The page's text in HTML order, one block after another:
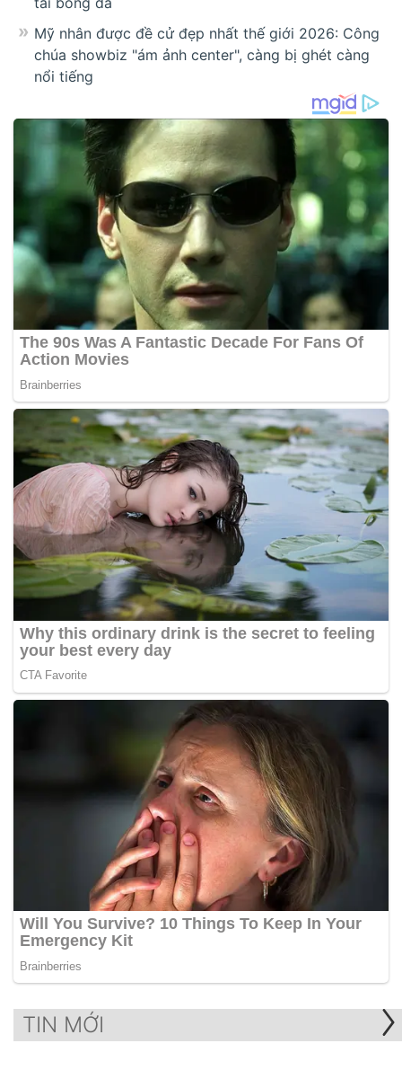
Mỹ nhân được đề cử đẹp nhất thế giới 2026: Công
chúa showbiz "ám ảnh center", càng bị ghét càng
nổi tiếng
TIN MỚI